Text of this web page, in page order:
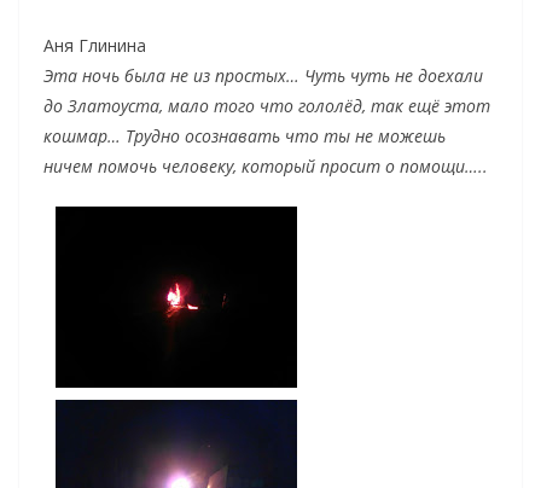
Аня Глинина
Эта ночь была не из простых… Чуть чуть не доехали
до Златоуста, мало того что гололёд, так ещё этот
кошмар… Трудно осознавать что ты не можешь
ничем помочь человеку, который просит о помощи…..